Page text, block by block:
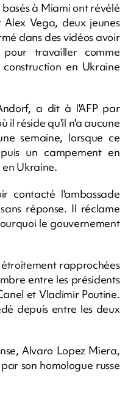
à Miami ont révélé
Alex Vega, deux jeunes
dans des vidéos avoir
travailler comme
en Ukraine
a dit à l'AFP par
il réside qu'il n'a aucune
semaine, lorsque ce
un campement en
en Ukraine.
contacté l'ambassade
réponse. Il réclame
le gouvernement
rapprochées
entre les présidents
et Vladimir Poutine.
depuis entre les deux
Alvaro Lopez Miera,
son homologue russe